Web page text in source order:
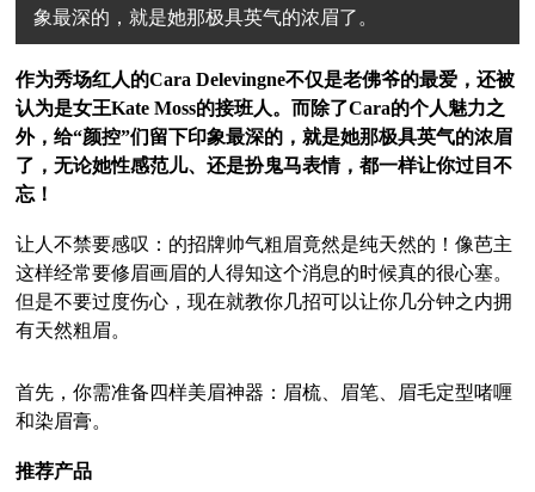
象最深的，就是她那极具英气的浓眉了。
作为秀场红人的Cara Delevingne不仅是老佛爷的最爱，还被
认为是女王Kate Moss的接班人。而除了Cara的个人魅力之
外，给“颜控”们留下印象最深的，就是她那极具英气的浓眉
了，无论她性感范儿、还是扮鬼马表情，都一样让你过目不
忘！
让人不禁要感叹：的招牌帅气粗眉竟然是纯天然的！像芭主
这样经常要修眉画眉的人得知这个消息的时候真的很心塞。
但是不要过度伤心，现在就教你几招可以让你几分钟之内拥
有天然粗眉。
首先，你需准备四样美眉神器：眉梳、眉笔、眉毛定型啫喱
和染眉膏。
推荐产品